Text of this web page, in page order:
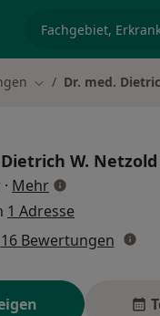
Stadt ändern
Dr. med.
Dietrich W. Netzold
· Mehrüber
1 Adresse
16 Bewertungen